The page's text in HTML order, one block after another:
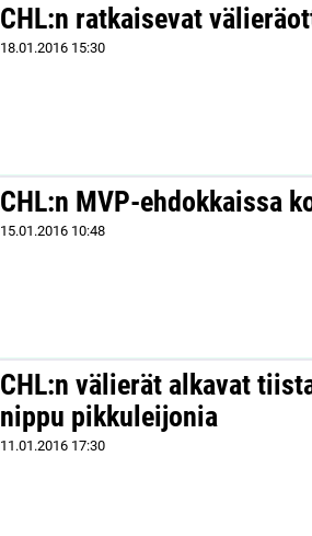
CHL:n ratkaisevat
18.01.2016 15:30
CHL:n MVP-ehdokkaissa
15.01.2016 10:48
CHL:n välierät alkavat
nippu pikkuleijonia
11.01.2016 17:30